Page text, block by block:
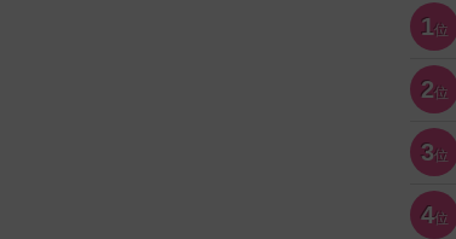
1位
2位
3位
4位